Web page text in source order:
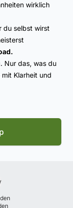
wirklich
du selbst wirst
Nur das, was du
Klarheit und